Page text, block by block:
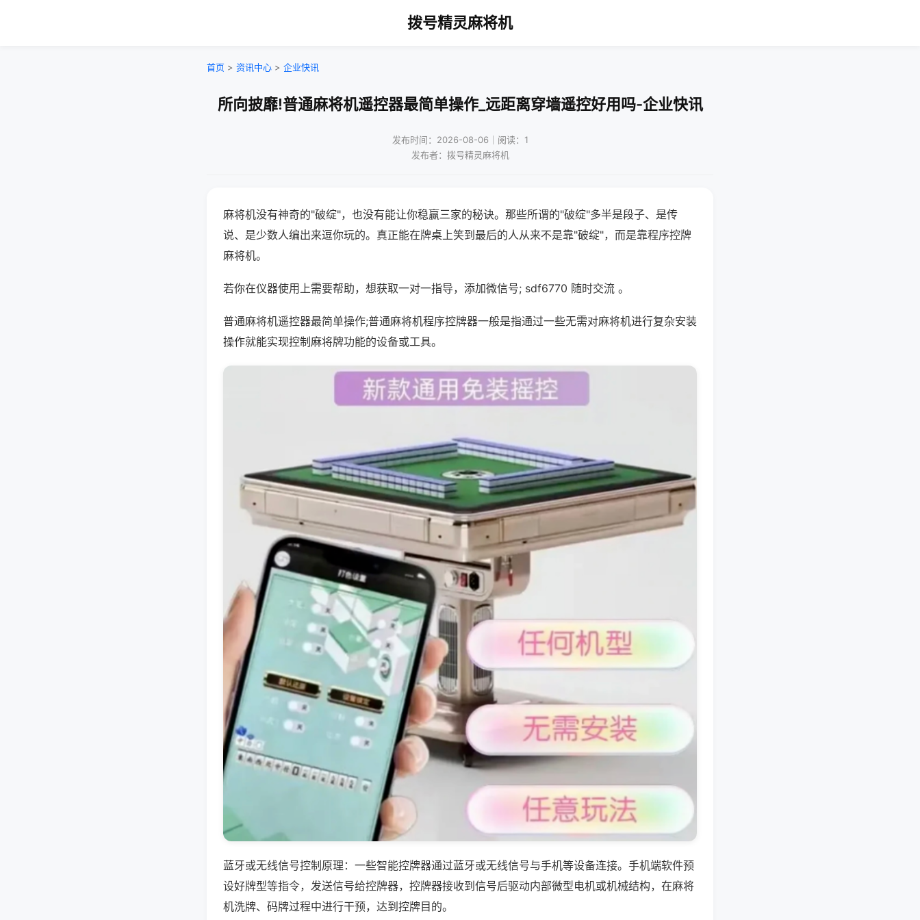
拨号精灵麻将机
首页 > 资讯中心 > 企业快讯
所向披靡!普通麻将机遥控器最简单操作_远距离穿墙遥控好用吗-企业快讯
发布时间：2026-08-06｜阅读：1
发布者：拨号精灵麻将机
麻将机没有神奇的"破绽"，也没有能让你稳赢三家的秘诀。那些所谓的"破绽"多半是段子、是传
说、是少数人编出来逗你玩的。真正能在牌桌上笑到最后的人从来不是靠"破绽"，而是靠程序控牌
麻将机。
若你在仪器使用上需要帮助，想获取一对一指导，添加微信号; sdf6770 随时交流 。
普通麻将机遥控器最简单操作;普通麻将机程序控牌器一般是指通过一些无需对麻将机进行复杂安装
操作就能实现控制麻将牌功能的设备或工具。
蓝牙或无线信号控制原理：一些智能控牌器通过蓝牙或无线信号与手机等设备连接。手机端软件预
设好牌型等指令，发送信号给控牌器，控牌器接收到信号后驱动内部微型电机或机械结构，在麻将
机洗牌、码牌过程中进行干预，达到控牌目的。